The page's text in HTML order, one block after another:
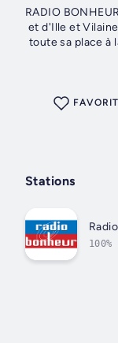
RADIO
et d'Ille et
toute sa place à
Stations